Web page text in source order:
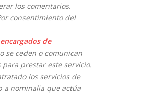
los comentarios.
consentimiento del
de
se ceden o comunican
para prestar este servicio.
los servicios de
a nominalia que actúa